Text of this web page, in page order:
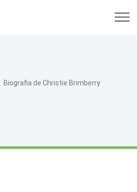
Biografia de Christie Brimberry